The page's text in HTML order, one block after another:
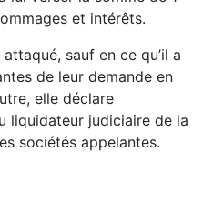
et intérêts.
sauf en ce qu’il a
de leur demande en
elle déclare
liquidateur judiciaire de la
sociétés appelantes.